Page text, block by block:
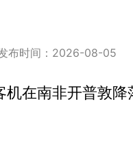
布时间：2026-08-05
机在南非开普敦